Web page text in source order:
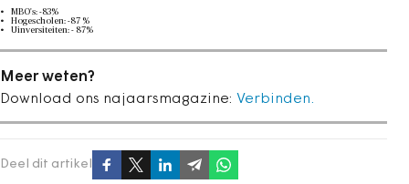
MBO's: -83%
Hogescholen: -87 %
Uinversiteiten: - 87%
Meer weten?
Download ons najaarsmagazine: Verbinden.
Deel dit artikel